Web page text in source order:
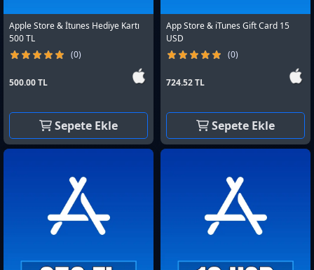
Apple Store & İtunes Hediye Kartı
500 TL
(0)
500.00 TL
Sepete Ekle
App Store & iTunes Gift Card 15
USD
(0)
724.52 TL
Sepete Ekle